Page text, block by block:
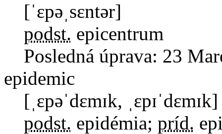
[ˈɛpəˌsɛntər]
podst. epicentrum
Posledná úprava: 23
epidemic
[ˌɛpəˈdɛmɪk, ˌɛpɪˈdɛmɪk]
podst. epidémia; príd.